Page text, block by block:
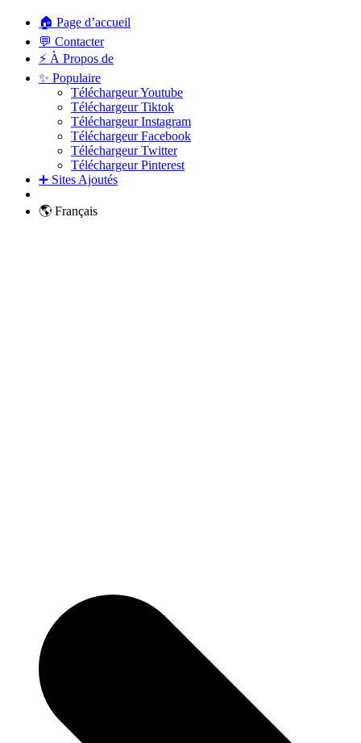
🏠 Page d’accueil
💬 Contacter
⚡ À Propos de
✨ Populaire
Téléchargeur Youtube
Téléchargeur Tiktok
Téléchargeur Instagram
Téléchargeur Facebook
Téléchargeur Twitter
Téléchargeur Pinterest
➕ Sites Ajoutés
🌎 Français